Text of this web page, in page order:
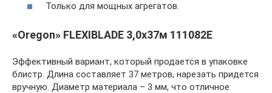
Только для мощных агрегатов.
«Oregon» FLEXIBLADE 3,0х37м 111082Е
Эффективный вариант, который продается в упаковке
блистр. Длина составляет 37 метров, нарезать придется
вручную. Диаметр материала – 3 мм, что отличное